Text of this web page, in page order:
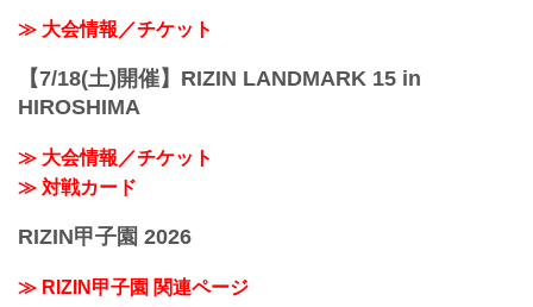
≫ 大会情報／チケット
【7/18(土)開催】RIZIN LANDMARK 15 in
HIROSHIMA
≫ 大会情報／チケット
≫ 対戦カード
RIZIN甲子園 2026
≫ RIZIN甲子園 関連ページ